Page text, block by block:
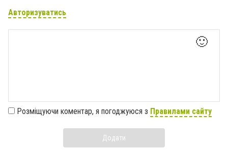
Авторизуватись
🙂
Розміщуючи коментар, я погоджуюся з Правилами сайту
Додати